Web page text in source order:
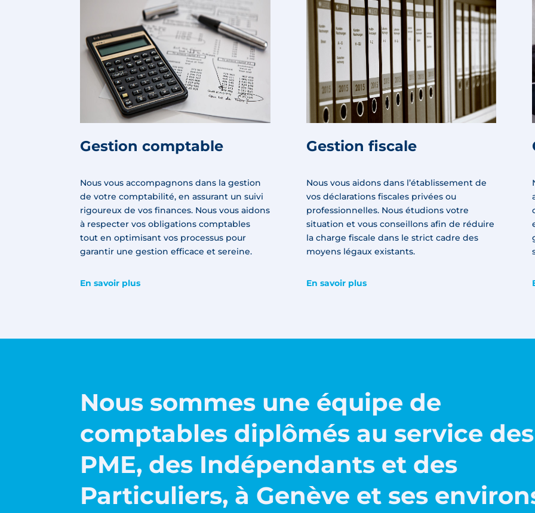
Gestion comptable
Nous vous accompagnons dans la gestion
de votre comptabilité, en assurant un suivi
rigoureux de vos finances. Nous vous aidons
à respecter vos obligations comptables
tout en optimisant vos processus pour
garantir une gestion efficace et sereine.
En savoir plus
Gestion fiscale
Nous vous aidons dans l’établissement de
vos déclarations fiscales privées ou
professionnelles. Nous étudions votre
situation et vous conseillons afin de réduire
la charge fiscale dans le strict cadre des
moyens légaux existants.
En savoir plus
Nous sommes une équipe de
comptables diplômés au service des
PME, des Indépendants et des
Particuliers, à Genève et ses